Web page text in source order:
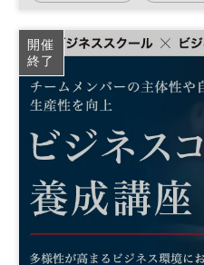
早稲田大学ビジネススクール
MBA
開催
終了